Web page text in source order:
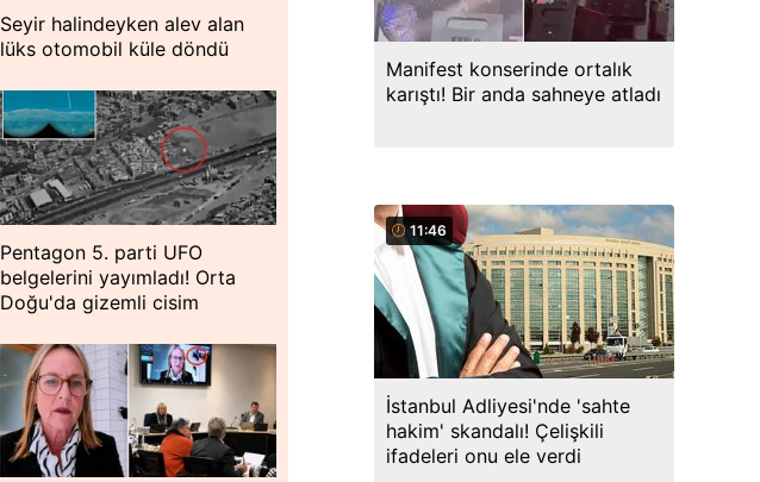
Seyir halindeyken alev alan
lüks otomobil küle döndü
Pentagon 5. parti UFO
belgelerini yayımladı! Orta
Doğu'da gizemli cisim
Manifest konserinde ortalık
karıştı! Bir anda sahneye atladı
11:46
İstanbul Adliyesi'nde 'sahte
hakim' skandalı! Çelişkili
ifadeleri onu ele verdi